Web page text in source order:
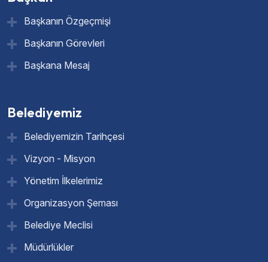
Başkanın Özgeçmişi
Başkanın Görevleri
Başkana Mesaj
Belediyemiz
Belediyemizin Tarihçesi
Vizyon - Misyon
Yönetim İlkelerimiz
Organizasyon Şeması
Belediye Meclisi
Müdürlükler